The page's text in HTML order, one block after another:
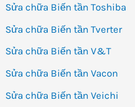
Sửa chữa Biến tần Toshiba
Sửa chữa Biến tần Tverter
Sửa chữa Biến tần V&T
Sửa chữa Biến tần Vacon
Sửa chữa Biến tần Veichi